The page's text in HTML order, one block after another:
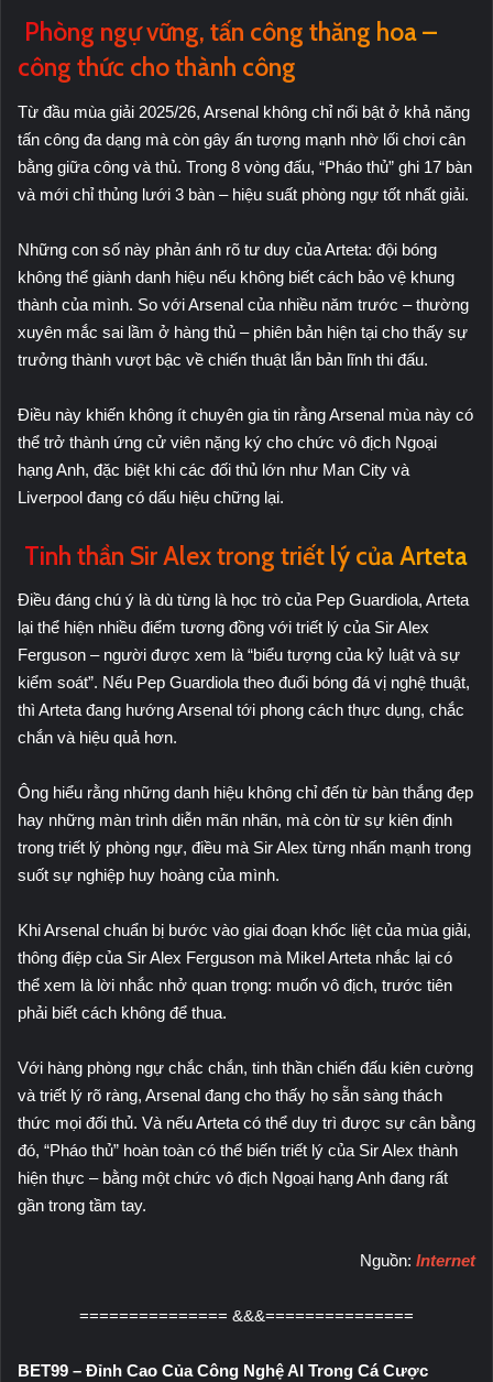
Phòng ngự vững, tấn công thăng hoa –
công thức cho thành công
Từ đầu mùa giải 2025/26, Arsenal không chỉ nổi bật ở khả năng
tấn công đa dạng mà còn gây ấn tượng mạnh nhờ lối chơi cân
bằng giữa công và thủ. Trong 8 vòng đấu, “Pháo thủ” ghi 17 bàn
và mới chỉ thủng lưới 3 bàn – hiệu suất phòng ngự tốt nhất giải.
Những con số này phản ánh rõ tư duy của Arteta: đội bóng
không thể giành danh hiệu nếu không biết cách bảo vệ khung
thành của mình. So với Arsenal của nhiều năm trước – thường
xuyên mắc sai lầm ở hàng thủ – phiên bản hiện tại cho thấy sự
trưởng thành vượt bậc về chiến thuật lẫn bản lĩnh thi đấu.
Điều này khiến không ít chuyên gia tin rằng Arsenal mùa này có
thể trở thành ứng cử viên nặng ký cho chức vô địch Ngoại
hạng Anh, đặc biệt khi các đối thủ lớn như Man City và
Liverpool đang có dấu hiệu chững lại.
Tinh thần Sir Alex trong triết lý của Arteta
Điều đáng chú ý là dù từng là học trò của Pep Guardiola, Arteta
lại thể hiện nhiều điểm tương đồng với triết lý của Sir Alex
Ferguson – người được xem là “biểu tượng của kỷ luật và sự
kiểm soát”. Nếu Pep Guardiola theo đuổi bóng đá vị nghệ thuật,
thì Arteta đang hướng Arsenal tới phong cách thực dụng, chắc
chắn và hiệu quả hơn.
Ông hiểu rằng những danh hiệu không chỉ đến từ bàn thắng đẹp
hay những màn trình diễn mãn nhãn, mà còn từ sự kiên định
trong triết lý phòng ngự, điều mà Sir Alex từng nhấn mạnh trong
suốt sự nghiệp huy hoàng của mình.
Khi Arsenal chuẩn bị bước vào giai đoạn khốc liệt của mùa giải,
thông điệp của Sir Alex Ferguson mà Mikel Arteta nhắc lại có
thể xem là lời nhắc nhở quan trọng: muốn vô địch, trước tiên
phải biết cách không để thua.
Với hàng phòng ngự chắc chắn, tinh thần chiến đấu kiên cường
và triết lý rõ ràng, Arsenal đang cho thấy họ sẵn sàng thách
thức mọi đối thủ. Và nếu Arteta có thể duy trì được sự cân bằng
đó, “Pháo thủ” hoàn toàn có thể biến triết lý của Sir Alex thành
hiện thực – bằng một chức vô địch Ngoại hạng Anh đang rất
gần trong tầm tay.
Nguồn: Internet
=============== &&&===============
BET99 – Đỉnh Cao Của Công Nghệ AI Trong Cá Cược